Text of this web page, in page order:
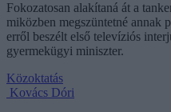
Fokozatosan alakítaná át a
miközben megszüntetné annak
erről beszélt első televíziós
gyermekügyi miniszter.
Közoktatás
Kovács Dóri